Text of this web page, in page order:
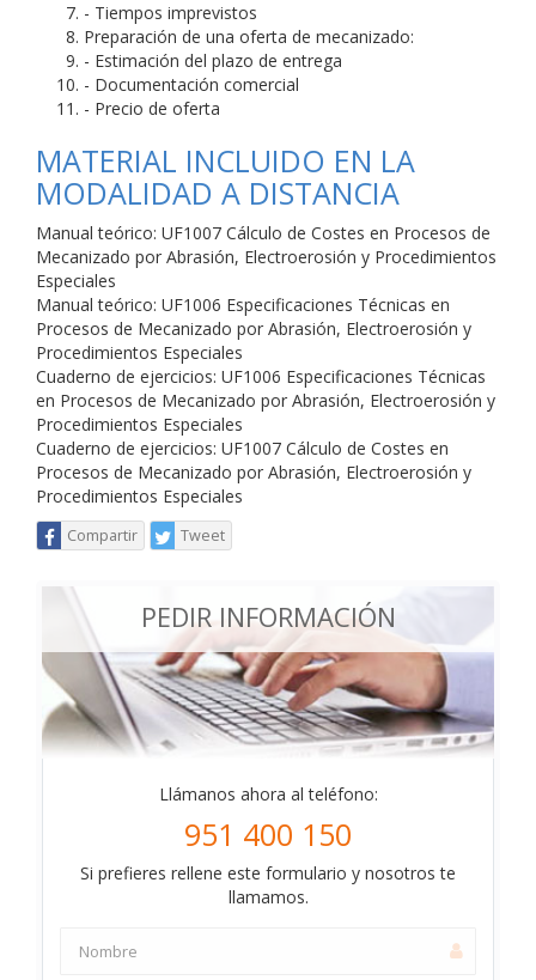
- Tiempos imprevistos
Preparación de una oferta de mecanizado:
- Estimación del plazo de entrega
- Documentación comercial
- Precio de oferta
MATERIAL INCLUIDO EN LA
MODALIDAD A DISTANCIA
Manual teórico: UF1007 Cálculo de Costes en Procesos de
Mecanizado por Abrasión, Electroerosión y Procedimientos
Especiales
Manual teórico: UF1006 Especificaciones Técnicas en
Procesos de Mecanizado por Abrasión, Electroerosión y
Procedimientos Especiales
Cuaderno de ejercicios: UF1006 Especificaciones Técnicas
en Procesos de Mecanizado por Abrasión, Electroerosión y
Procedimientos Especiales
Cuaderno de ejercicios: UF1007 Cálculo de Costes en
Procesos de Mecanizado por Abrasión, Electroerosión y
Procedimientos Especiales
Compartir Tweet
PEDIR INFORMACIÓN
Llámanos ahora al teléfono:
951 400 150
Si prefieres rellene este formulario y nosotros te
llamamos.